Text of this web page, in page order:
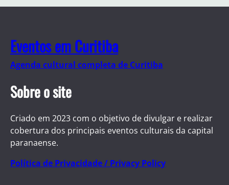
Eventos em Curitiba
Agenda cultural completa de Curitiba
Sobre o site
Criado em 2023 com o objetivo de divulgar e realizar
cobertura dos principais eventos culturais da capital
paranaense.
Política de Privacidade / Privacy Policy